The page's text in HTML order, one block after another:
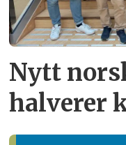
Nytt
halverer